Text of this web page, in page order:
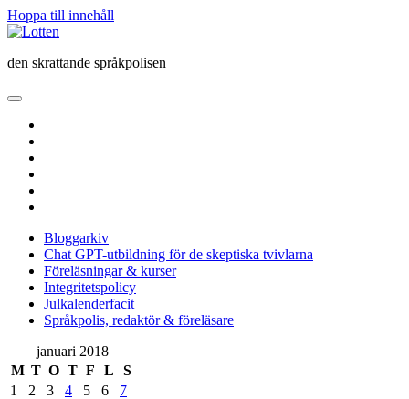
Hoppa till innehåll
Lotten
den skrattande språkpolisen
öppna
meny
Bloggarkiv
Chat GPT-utbildning för de skeptiska tvivlarna
Föreläsningar & kurser
Integritetspolicy
Julkalenderfacit
Språkpolis, redaktör & föreläsare
Sidopanel
januari 2018
M T O T F L
S
1
2 3 4 5 6
7